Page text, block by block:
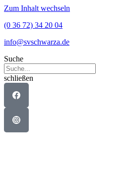
Zum Inhalt wechseln
(0 36 72) 34 20 04
info@svschwarza.de
Suche
schließen